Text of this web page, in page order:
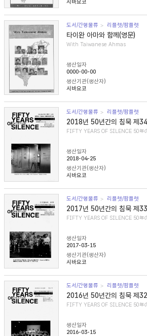
시바요코
도서/간행물류 리플렛/팜플렛
타이완 아마와 함께(영문)
With Taiwanese Ahmas
생산일자
0000-00-00
생산기관(생산자)
시바요코
도서/간행물류 리플렛/팜플렛
2018년 50년간의 침묵 제
FIFTY YEARS OF SILENCE 50年
생산일자
2018-04-25
생산기관(생산자)
시바요코
도서/간행물류 리플렛/팜플렛
2017년 50년간의 침묵 제
FIFTY YEARS OF SILENCE 50年
생산일자
2017-03-15
생산기관(생산자)
시바요코
도서/간행물류 리플렛/팜플렛
2016년 50년간의 침묵 제
FIFTY YEARS OF SILENCE 50年
생산일자
2016-03-15